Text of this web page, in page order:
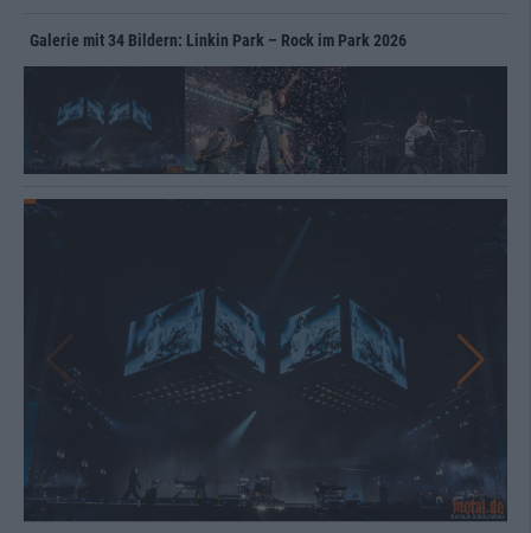
Galerie mit 34 Bildern: Linkin Park – Rock im Park 2026